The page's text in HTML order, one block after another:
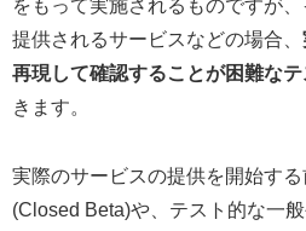
をもって実施されるものですが
提供されるサービスなどの場合、
再現して確認することが困難なテ
きます。
実際のサービスの提供を開始す
(Closed Beta)や、テスト的な一